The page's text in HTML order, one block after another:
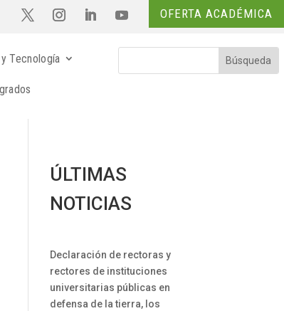
OFERTA ACADÉMICA
Tecnología
ÚLTIMAS
NOTICIAS
Declaración de rectoras y
rectores de instituciones
universitarias públicas en
defensa de la tierra, los